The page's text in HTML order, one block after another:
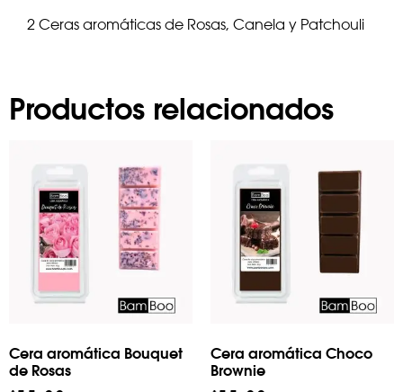
2 Ceras aromáticas de Rosas, Canela y Patchouli
Productos relacionados
Cera aromática Bouquet
de Rosas
Cera aromática Choco
Brownie